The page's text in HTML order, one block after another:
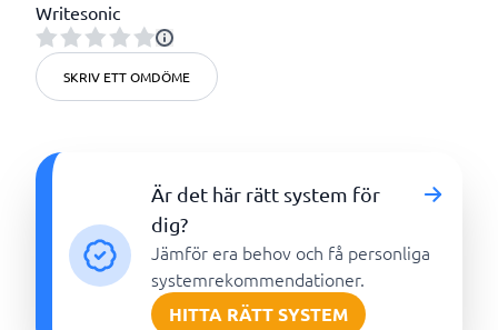
Writesonic
SKRIV ETT OMDÖME
Är det här rätt system för
dig?
Jämför era behov och få personliga
systemrekommendationer.
HITTA RÄTT SYSTEM